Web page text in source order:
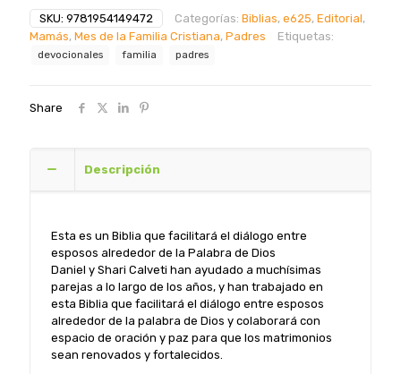
(deluxe)
cantidad
SKU: 9781954149472 Categorías: Biblias, e625, Editorial,
Mamás, Mes de la Familia Cristiana, Padres Etiquetas:
devocionales familia padres
Share
Descripción
Esta es un Biblia que facilitará el diálogo entre
esposos alrededor de la Palabra de Dios
Daniel y Shari Calveti han ayudado a muchísimas
parejas a lo largo de los años, y han trabajado en
esta Biblia que facilitará el diálogo entre esposos
alrededor de la palabra de Dios y colaborará con
espacio de oración y paz para que los matrimonios
sean renovados y fortalecidos.